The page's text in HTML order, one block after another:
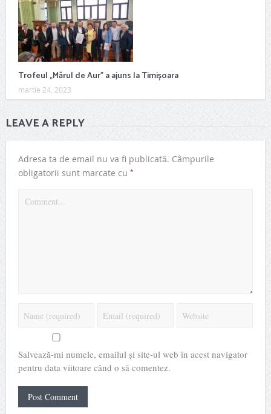
Trofeul „Mărul de Aur” a ajuns la Timișoara
martie 24, 2023
LEAVE A REPLY
Adresa ta de email nu va fi publicată. Câmpurile
obligatorii sunt marcate cu *
Salvează-mi numele, emailul și site-ul web în acest navigator
pentru data viitoare când o să comentez.